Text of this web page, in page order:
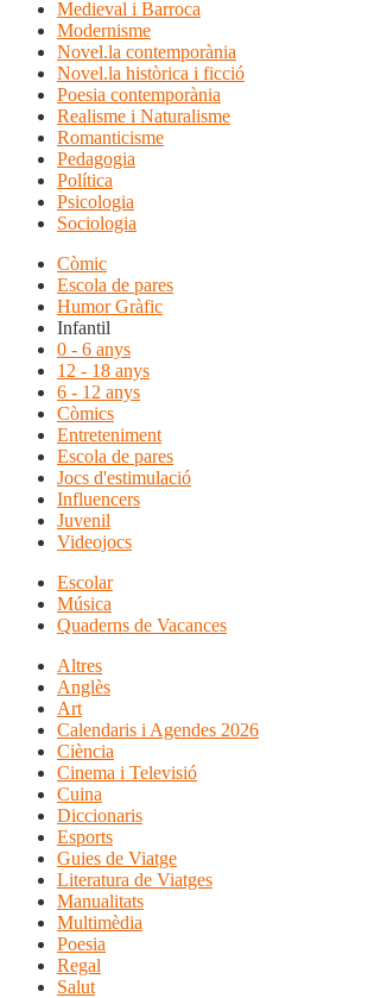
Medieval i Barroca
Modernisme
Novel.la contemporània
Novel.la històrica i ficció
Poesia contemporània
Realisme i Naturalisme
Romanticisme
Pedagogia
Política
Psicologia
Sociologia
Còmic
Escola de pares
Humor Gràfic
Infantil
0 - 6 anys
12 - 18 anys
6 - 12 anys
Còmics
Entreteniment
Escola de pares
Jocs d'estimulació
Influencers
Juvenil
Videojocs
Escolar
Música
Quaderns de Vacances
Altres
Anglès
Art
Calendaris i Agendes 2026
Ciència
Cinema i Televisió
Cuina
Diccionaris
Esports
Guies de Viatge
Literatura de Viatges
Manualitats
Multimèdia
Poesia
Regal
Salut